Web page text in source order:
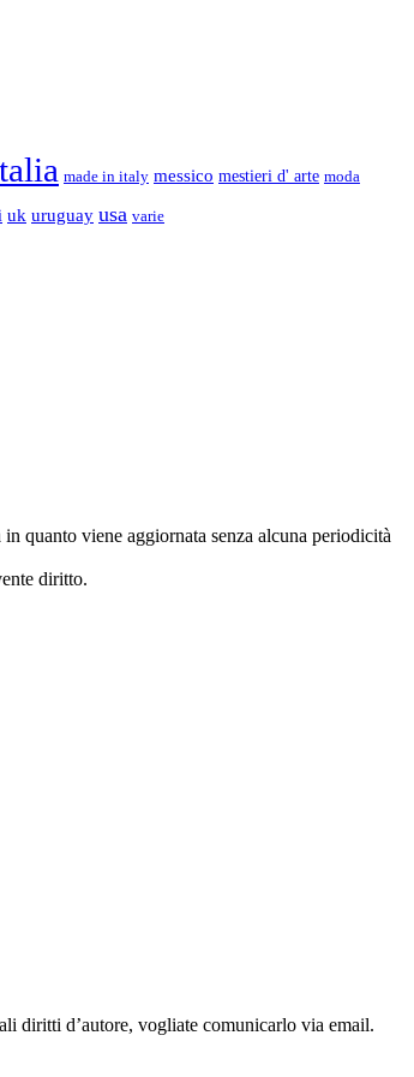
made in italy messico mestieri d' arte moda
uk uruguay usa varie
quanto viene aggiornata senza alcuna periodicità
diritto.
diritti d’autore, vogliate comunicarlo via email.